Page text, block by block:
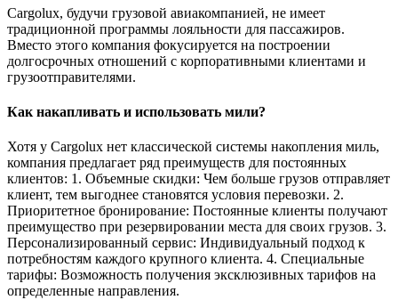
Cargolux, будучи грузовой авиакомпанией, не имеет
традиционной программы лояльности для пассажиров.
Вместо этого компания фокусируется на построении
долгосрочных отношений с корпоративными клиентами и
грузоотправителями.
Как накапливать и использовать мили?
Хотя у Cargolux нет классической системы накопления миль,
компания предлагает ряд преимуществ для постоянных
клиентов: 1. Объемные скидки: Чем больше грузов отправляет
клиент, тем выгоднее становятся условия перевозки. 2.
Приоритетное бронирование: Постоянные клиенты получают
преимущество при резервировании места для своих грузов. 3.
Персонализированный сервис: Индивидуальный подход к
потребностям каждого крупного клиента. 4. Специальные
тарифы: Возможность получения эксклюзивных тарифов на
определенные направления.